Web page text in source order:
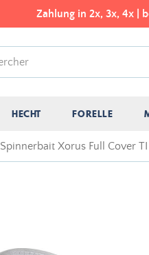
Zahlung in 2x, 3x, 4x |
HECHT FORELLE
Spinnerbait Xorus Full Cover TI